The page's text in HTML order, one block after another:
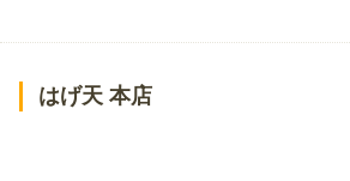
はげ天 本店